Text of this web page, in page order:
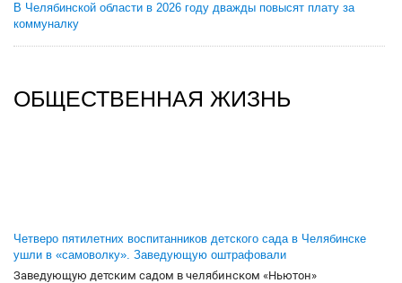
В Челябинской области в 2026 году дважды повысят плату за
коммуналку
ОБЩЕСТВЕННАЯ ЖИЗНЬ
Четверо пятилетних воспитанников детского сада в Челябинске
ушли в «самоволку». Заведующую оштрафовали
Заведующую детским садом в челябинском «Ньютон»